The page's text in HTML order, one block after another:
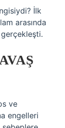
İlk
arasında
ve
engelleri